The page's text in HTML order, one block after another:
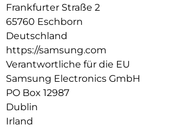
Frankfurter Straße 2
65760 Eschborn
Deutschland
https://samsung.com
Verantwortliche für die EU
Samsung Electronics GmbH
PO Box 12987
Dublin
Irland